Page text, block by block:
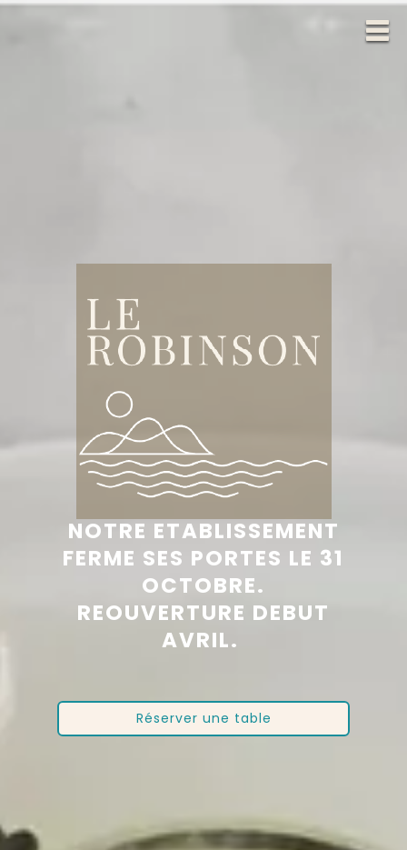
NOTRE ETABLISSEMENT
FERME SES PORTES LE 31
OCTOBRE.
REOUVERTURE DEBUT
AVRIL.
Réserver une table